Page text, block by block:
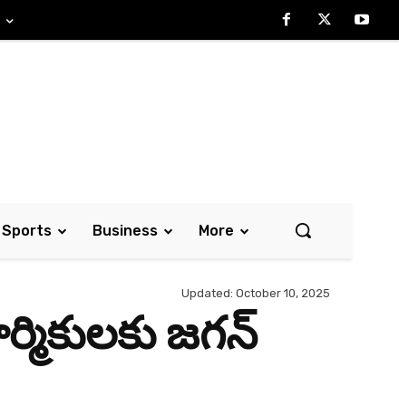
Sports Business More
Updated: October 10, 2025
జగన్